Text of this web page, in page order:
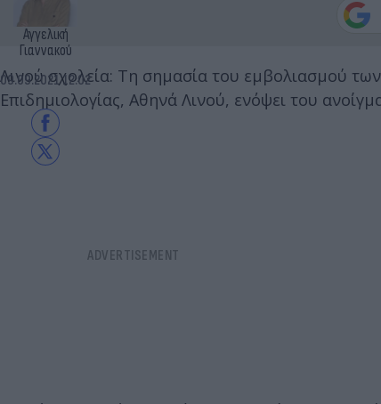
Αγγελική
Γιαννακού
09.09.2021 12:02
Λινού σχολεία: Τη σημασία του εμβολιασμού
Επιδημιολογίας, Αθηνά Λινού, ενόψει του